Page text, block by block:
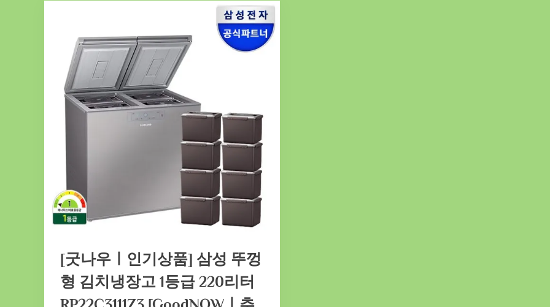
[굿나우ㅣ인기상품] 삼성 뚜껑
형 김치냉장고 1등급 220리터